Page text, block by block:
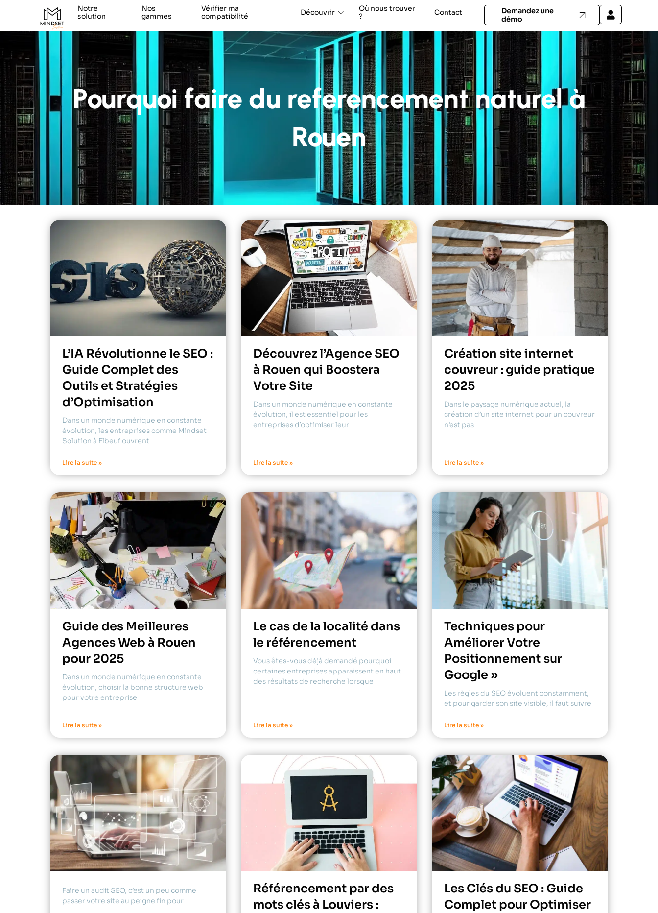
Notre
solution
Nos
gammes
Vérifier ma
compatibilité
Découvrir
Où nous trouver
?
Contact
Demandez une
démo
Pourquoi faire du referencement naturel à
Rouen
L’IA Révolutionne le SEO :
Guide Complet des
Outils et Stratégies
d’Optimisation
Dans un monde numérique en constante
évolution, les entreprises comme Mindset
Solution à Elbeuf ouvrent
Lire la suite »
Découvrez l’Agence SEO
à Rouen qui Boostera
Votre Site
Dans un monde numérique en constante
évolution, il est essentiel pour les
entreprises d’optimiser leur
Lire la suite »
Création site internet
couvreur : guide pratique
2025
Dans le paysage numérique actuel, la
création d’un site internet pour un couvreur
n’est pas
Lire la suite »
Guide des Meilleures
Agences Web à Rouen
pour 2025
Dans un monde numérique en constante
évolution, choisir la bonne structure web
pour votre entreprise
Lire la suite »
Le cas de la localité dans
le référencement
Vous êtes-vous déjà demandé pourquoi
certaines entreprises apparaissent en haut
des résultats de recherche lorsque
Lire la suite »
Techniques pour
Améliorer Votre
Positionnement sur
Google »
Les règles du SEO évoluent constamment,
et pour garder son site visible, il faut suivre
Lire la suite »
Faire un audit SEO, c’est un peu comme
passer votre site au peigne fin pour
Référencement par des
mots clés à Louviers :
Les Clés du SEO : Guide
Complet pour Optimiser